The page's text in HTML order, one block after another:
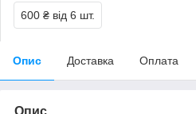
600 ₴ від 6 шт.
Опис Доставка Оплата
Опис